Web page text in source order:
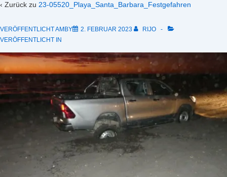
‹ Zurück zu 23-05520_Playa_Santa_Barbara_Festgefahren
VERÖFFENTLICHT AMBY 2. FEBRUAR 2023
RIJO
VERÖFFENTLICHT IN